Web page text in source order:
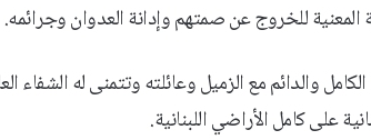
المعنية للخروج عن صمتهم وإدانة العدوان وجرائمه.
والدائم مع الزميل وعائلته وتتمنى له
على كامل الأراضي اللبنانية.